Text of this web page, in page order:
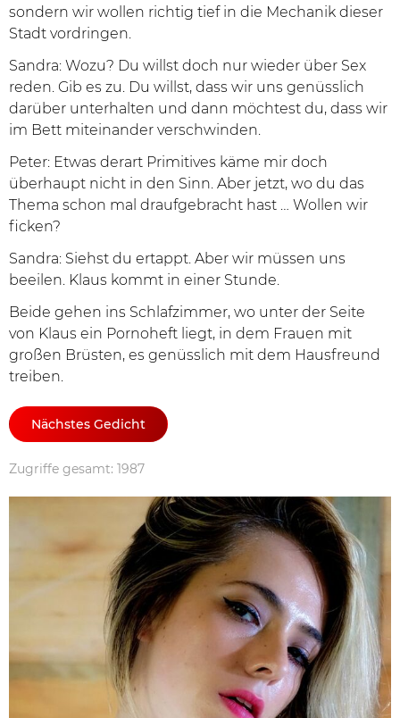
sondern wir wollen richtig tief in die Mechanik dieser
Stadt vordringen.
Sandra: Wozu? Du willst doch nur wieder über Sex
reden. Gib es zu. Du willst, dass wir uns genüsslich
darüber unterhalten und dann möchtest du, dass wir
im Bett miteinander verschwinden.
Peter: Etwas derart Primitives käme mir doch
überhaupt nicht in den Sinn. Aber jetzt, wo du das
Thema schon mal draufgebracht hast … Wollen wir
ficken?
Sandra: Siehst du ertappt. Aber wir müssen uns
beeilen. Klaus kommt in einer Stunde.
Beide gehen ins Schlafzimmer, wo unter der Seite
von Klaus ein Pornoheft liegt, in dem Frauen mit
großen Brüsten, es genüsslich mit dem Hausfreund
treiben.
Nächstes Gedicht
Zugriffe gesamt: 1987